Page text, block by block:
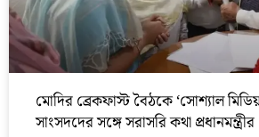
মোদির ব্রেকফাস্ট বৈঠকে ‘সোশ্যাল
সাংসদদের সঙ্গে সরাসরি কথা প্রধানমন্ত্রীর